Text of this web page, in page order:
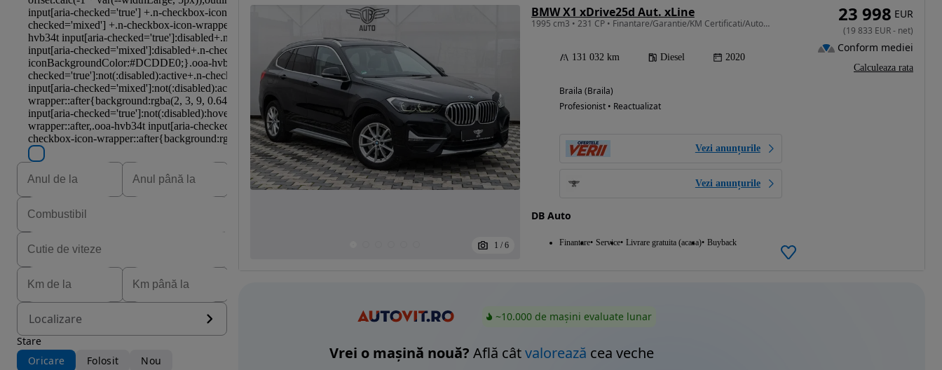
finantare
Localizare
Stare
Oricare
Folosit
Nou
1 / 6
BMW X1 xDrive25d Aut. xLine
1995 cm3 • 231 CP • Finantare/Garantie/KM Certificati/Automat/2020
131 032 km Diesel 2020
Braila (Braila)
Profesionist • Reactualizat
Vezi anunțurile
Vezi anunțurile
DB Auto
Finantare Service Livrare gratuita (acasa) Buyback
23 998 EUR
(19 833 EUR- net)
Conform mediei
Calculeaza rata
~10.000 de mașini evaluate lunar
Vrei o mașină nouă? Află câtvalorează cea veche